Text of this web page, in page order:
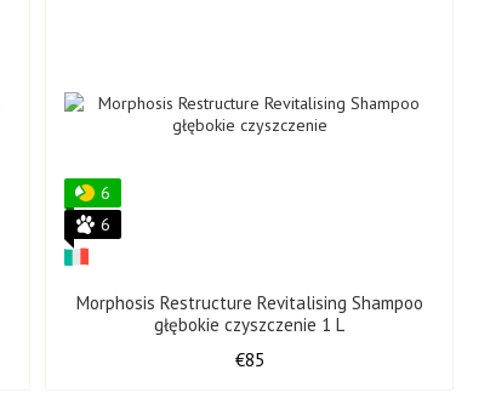
6
6
Morphosis Restructure Revitalising Shampoo
głębokie czyszczenie 1 L
€85